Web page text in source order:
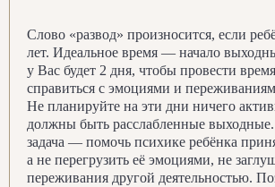
Слово «развод» произносится, если
лет. Идеальное время — начало
у Вас будет 2 дня, чтобы провести
справиться с эмоциями и
Не планируйте на эти дни ничего
должны быть расслабленные
задача — помочь психике ребёнка
а не перегрузить её эмоциями, не
переживания другой деятельностью.